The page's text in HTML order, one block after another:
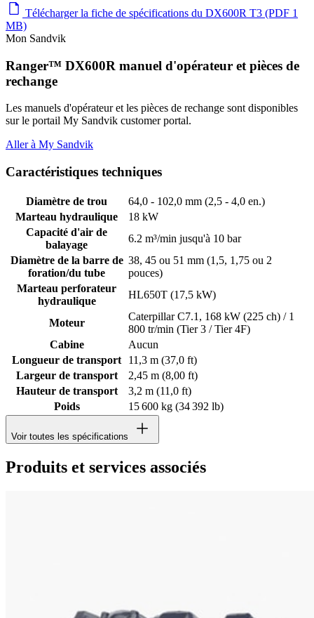
Télécharger la fiche de spécifications du DX600R T3 (PDF 1
MB)
Mon Sandvik
Ranger™ DX600R manuel d'opérateur et pièces de
rechange
Les manuels d'opérateur et les pièces de rechange sont disponibles
sur le portail My Sandvik customer portal.
Aller à My Sandvik
Caractéristiques techniques
Diamètre de trou
64,0 - 102,0 mm (2,5 - 4,0 en.)
Marteau hydraulique
18 kW
Capacité d'air de
balayage
6.2 m³/min jusqu'à 10 bar
Diamètre de la barre de
foration/du tube
38, 45 ou 51 mm (1,5, 1,75 ou 2
pouces)
Marteau perforateur
hydraulique
HL650T (17,5 kW)
Moteur
Caterpillar C7.1, 168 kW (225 ch) / 1
800 tr/min (Tier 3 / Tier 4F)
Cabine
Aucun
Longueur de transport
11,3 m (37,0 ft)
Largeur de transport
2,45 m (8,00 ft)
Hauteur de transport
3,2 m (11,0 ft)
Poids
15 600 kg (34 392 lb)
Voir toutes les spécifications
Produits et services associés